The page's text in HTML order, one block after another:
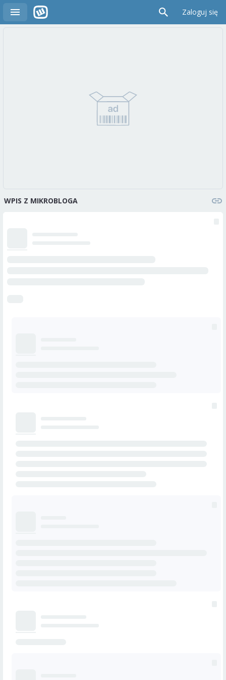
Zaloguj się
WPIS Z MIKROBLOGA